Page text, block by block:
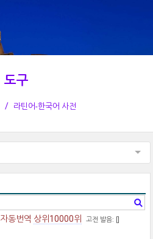
도구
라틴어-한국어 사전
자동번역 상위10000위 고전 발음: []